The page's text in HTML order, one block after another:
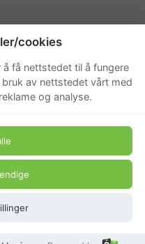
cookies
få nettstedet til å fungere
av nettstedet vårt med
og analyse.